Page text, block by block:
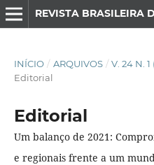
INÍCIO / ARQUIVOS / V. 24 N.
Editorial
Editorial
Um balanço de 2021:
e regionais frente a um